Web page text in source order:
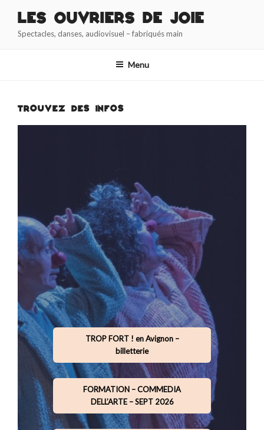
contenu
Les Ouvriers de Joie
Spectacles, danses, audiovisuel – fabriqués main
Menu
TROUVEZ DES INFOS
TROP FORT ! en Avignon –
billetterie
FORMATION – COMMEDIA
DELL’ARTE – SEPT 2026